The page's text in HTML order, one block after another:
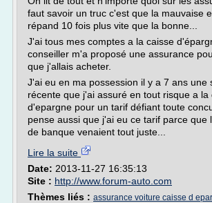
faut savoir un truc c'est que la mauvaise
répand 10 fois plus vite que la bonne...
J'ai tous mes comptes a la caisse
conseiller m'a proposé une assurance
que j'allais acheter.
J'ai eu en ma possession il y a 7 ans une
récente que j'ai assuré en tout risque a la
d'epargne pour un tarif défiant toute
pense aussi que j'ai eu ce tarif parce que
de banque venaient tout juste...
Lire la suite
Date: 2013-11-27 16:35:13
Site : http://www.forum-auto.com
Thèmes liés : assurance voiture caisse d